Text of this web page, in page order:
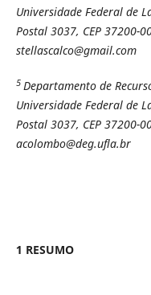
Universidade Federal de
Postal 3037, CEP 37200-
stellascalco@gmail.com
5 Departamento de
Universidade Federal de
Postal 3037, CEP 37200-
acolombo@deg.ufla.br
1 RESUMO